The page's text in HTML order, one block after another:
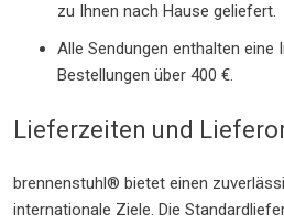
zu Ihnen nach Hause geliefert.
Alle Sendungen enthalten
Bestellungen über 400 €.
Lieferzeiten und
brennenstuhl® bietet einen
internationale Ziele. Die